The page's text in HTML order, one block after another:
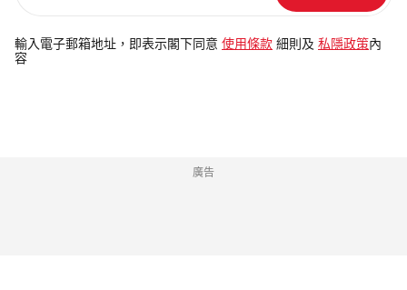
電
郵
輸入電子郵箱地址，即表示閣下同意 使用條款 細則及 私隱政策內
容
廣告